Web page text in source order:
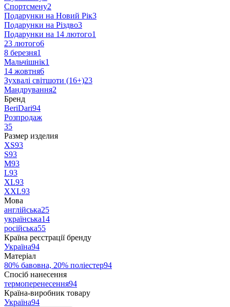
Спортсмену2
Подарунки на Новий Рік3
Подарунки на Різдво3
Подарунки на 14 лютого1
23 лютого6
8 березня1
Мальчішнік1
14 жовтня6
Зухвалі світшоти (16+)23
Мандрування2
Бренд
BeriDari94
Розпродаж
35
Размер изделия
XS93
S93
M93
L93
XL93
XXL93
Мова
англійська25
українська14
російська55
Країна реєстрації бренду
Україна94
Матеріал
80% бавовна, 20% поліестер94
Спосіб нанесення
термоперенесення94
Країна-виробник товару
Україна94